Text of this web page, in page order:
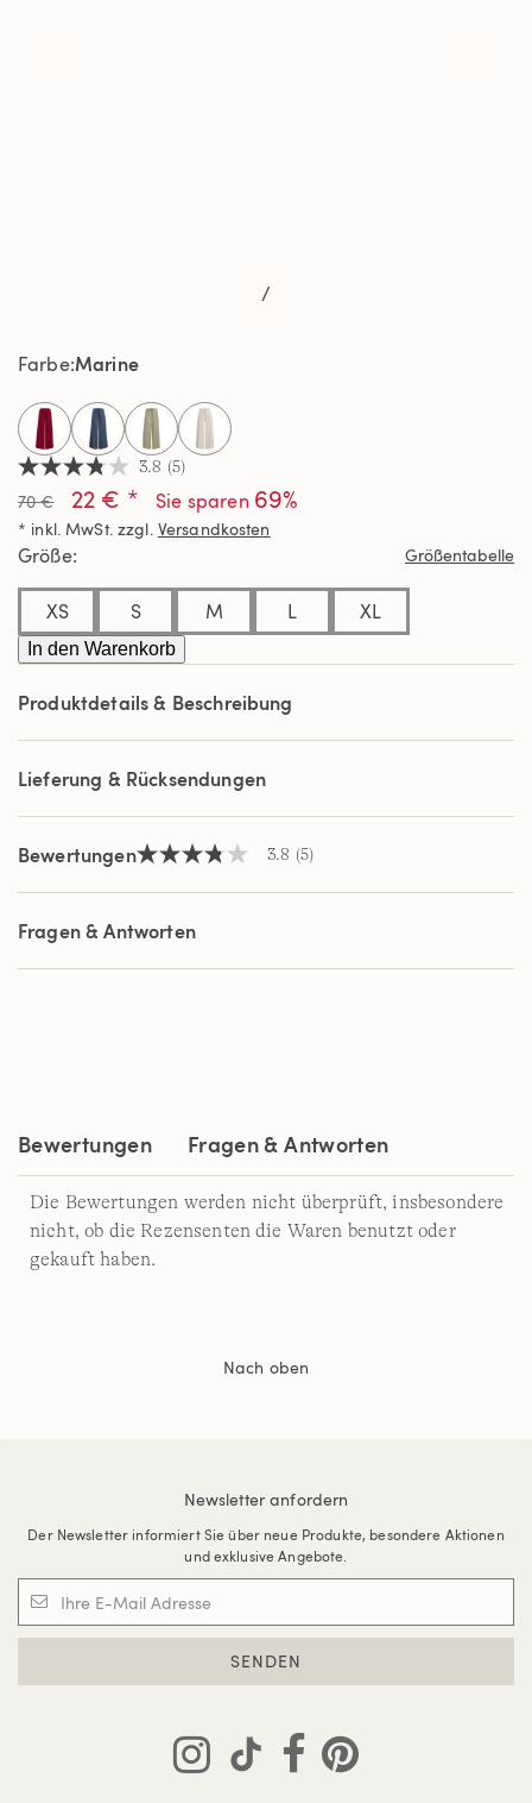
/
3.8
von
5
Sternen,
Durchschnittswert
Bewertung.
Read
5
Reviews.
Link
derselben
3.8 (5)
70 € 22 € * Sie sparen 69%
* inkl. MwSt. zzgl. Versandkosten
FarbeMarine
selected
Größe Größentabelle
XS S M L XL
In den Warenkorb
Produktdetails & Beschreibung
Lieferung & Rücksendungen
Bewertungen3.8
5
Sternen,
Durchschnittswert
Bewertung.
3.8 (5)
Fragen & Antworten
Bewertungen Fragen & Antworten
Die Bewertungen werden nicht überprüft, insbesondere
nicht, ob die Rezensenten die Waren benutzt oder
gekauft haben.
Nach oben
Newsletter anfordern
Der Newsletter informiert Sie über neue Produkte, besondere Aktionen
und exklusive Angebote.
SENDEN